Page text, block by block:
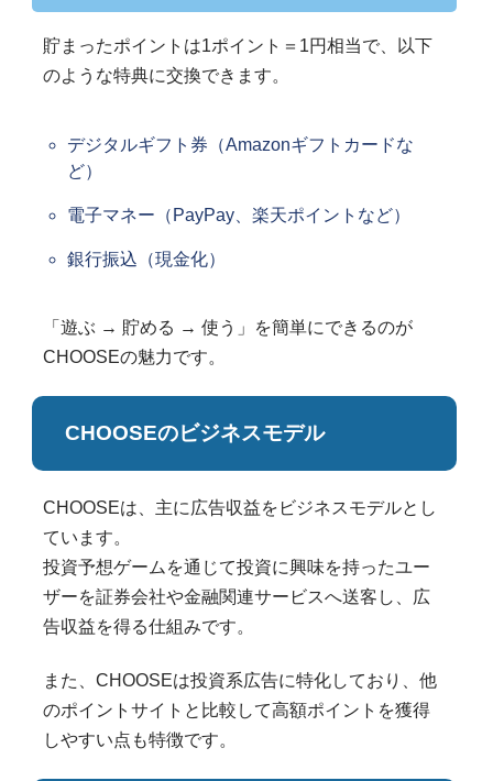
貯まったポイントは1ポイント＝1円相当で、以下
のような特典に交換できます。
デジタルギフト券（Amazonギフトカードな
ど）
電子マネー（PayPay、楽天ポイントなど）
銀行振込（現金化）
「遊ぶ → 貯める → 使う」を簡単にできるのが
CHOOSEの魅力です。
CHOOSEのビジネスモデル
CHOOSEは、主に広告収益をビジネスモデルとし
ています。
投資予想ゲームを通じて投資に興味を持ったユー
ザーを証券会社や金融関連サービスへ送客し、広
告収益を得る仕組みです。
また、CHOOSEは投資系広告に特化しており、他
のポイントサイトと比較して高額ポイントを獲得
しやすい点も特徴です。